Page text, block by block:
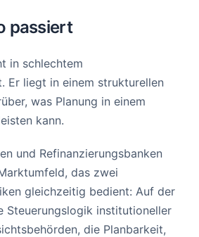
passiert
in schlechtem
Er liegt in einem strukturellen
was Planung in einem
kann.
und Refinanzierungsbanken
das zwei
gleichzeitig bedient: Auf der
Steuerungslogik institutioneller
die Planbarkeit,